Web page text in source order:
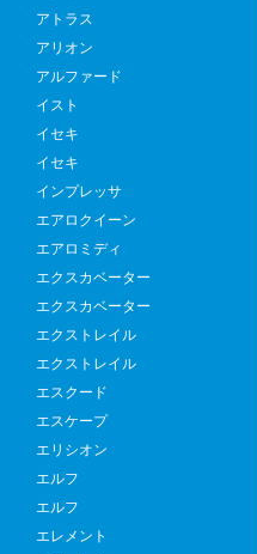
アトラス
アリオン
アルファード
イスト
イセキ
イセキ
インプレッサ
エアロクイーン
エアロミディ
エクスカベーター
エクスカベーター
エクストレイル
エクストレイル
エスクード
エスケープ
エリシオン
エルフ
エルフ
エレメント